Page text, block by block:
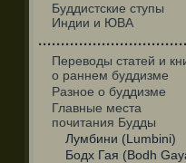
Буддистские ступы
Индии и ЮВА
Переводы статей и
о раннем буддизме
Разное о буддизме
Главные места
почитания Будды
Лумбини (Lumbini)
Бодх Гая (Bodh